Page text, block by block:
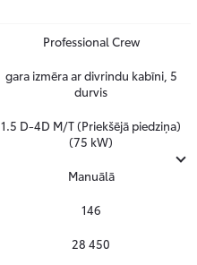
Professional Crew
gara izmēra ar divrindu kabīni, 5
durvis
1.5 D-4D M/T (Priekšējā piedziņa)
(75 kW)
Manuālā
146
28 450